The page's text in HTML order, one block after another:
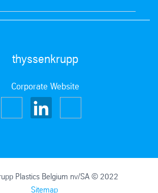
thyssenkrupp
Corporate Website
Plastics Belgium nv/SA © 2022
Sitemap